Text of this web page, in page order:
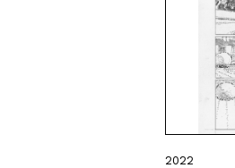
2022